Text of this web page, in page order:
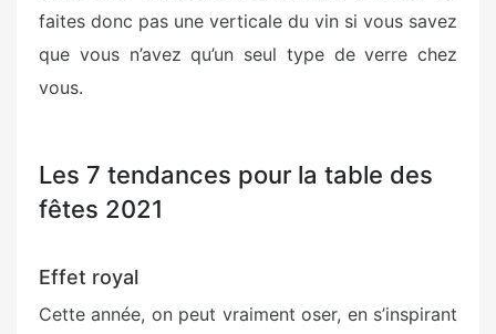
faites donc pas une verticale du vin si vous savez
que vous n’avez qu’un seul type de verre chez
vous.
Les 7 tendances pour la table des
fêtes 2021
Effet royal
Cette année, on peut vraiment oser, en s’inspirant